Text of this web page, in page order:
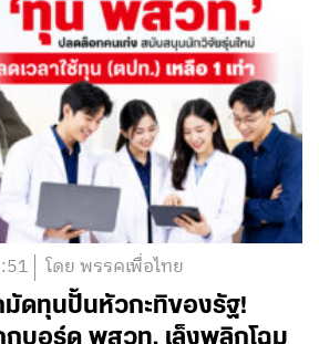
โดย พรรคเพื่อไทย
ดทุนปั้นหัวกะทิของรัฐ!
กบอร์ด พสวท. เล็งพลิกโฉม